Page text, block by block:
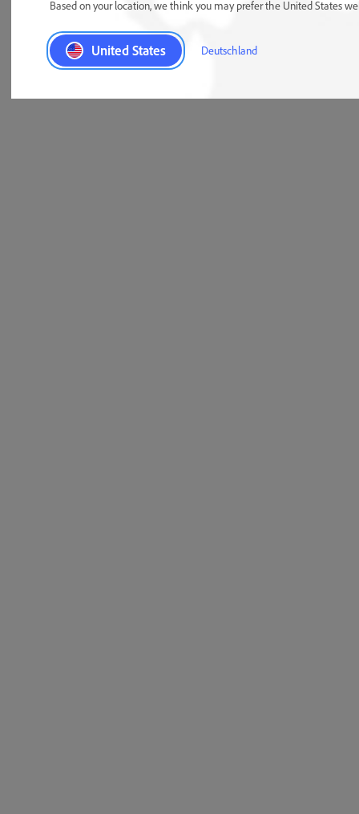
Based on your location, we think you may prefer the United States
United States Deutschland